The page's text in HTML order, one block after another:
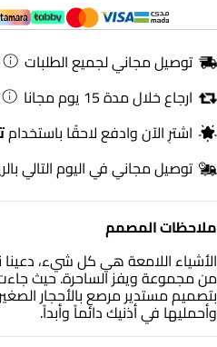
ملاحظات المصمم
الأشياء اللامعة هي كل شيء،
من مجموعة ويفز الساحرة. حيث
بتصميم مستدير مرصع بالأحجار
وأحمليها في أذنيك دائماً وأبداً.
توصيل مجاني لجميع الطلبات
ارجاع خلال مدة 15 يوم مجانا
اشترِ الآن وادفع لاحقًا باستخدام
توصيل مجاني في اليوم التالي